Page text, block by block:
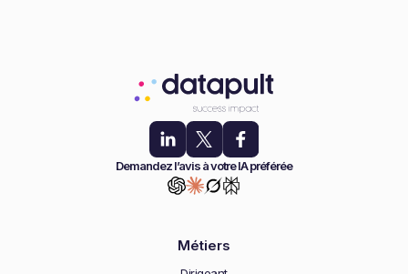
Demandez l’avis à votre IA préférée
Métiers